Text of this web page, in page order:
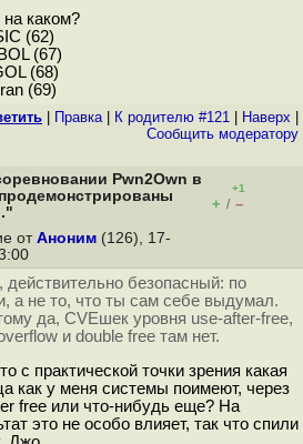
на каком?
(62)
(67)
(68)
(69)
Правка| К родителю #121 Наверх
Cообщить модератору
Pwn2Own в
+1
+ / –
от Аноним (126), 17-
безопасный: по
а не то, что ты сам себе выдумал.
да, CVEшек уровня use-after-free,
и double free там нет.
с практической точки зрения какая
как у меня системы поимеют, через
free или что-нибудь еще? На
это не особо влияет, так что спили